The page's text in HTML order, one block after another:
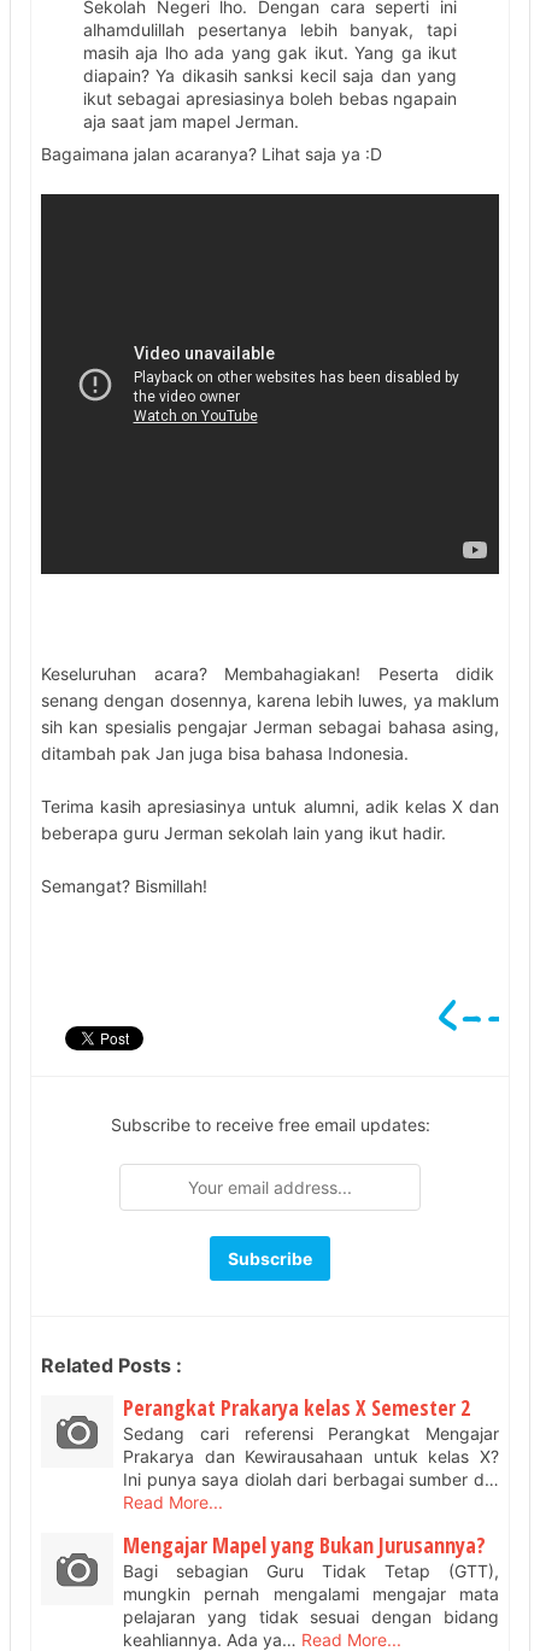
Sekolah Negeri lho. Dengan cara seperti ini
alhamdulillah pesertanya lebih banyak, tapi
masih aja lho ada yang gak ikut. Yang ga ikut
diapain? Ya dikasih sanksi kecil saja dan yang
ikut sebagai apresiasinya boleh bebas ngapain
aja saat jam mapel Jerman.
Bagaimana jalan acaranya? Lihat saja ya :D
Keseluruhan acara? Membahagiakan! Peserta didik
senang dengan dosennya, karena lebih luwes, ya maklum
sih kan spesialis pengajar Jerman sebagai bahasa asing,
ditambah pak Jan juga bisa bahasa Indonesia.
Terima kasih apresiasinya untuk alumni, adik kelas X dan
beberapa guru Jerman sekolah lain yang ikut hadir.
Semangat? Bismillah!
Subscribe to receive free email updates:
Related Posts :
Perangkat Prakarya kelas X Semester 2
Sedang cari referensi Perangkat Mengajar
Prakarya dan Kewirausahaan untuk kelas X?
Ini punya saya diolah dari berbagai sumber d…
Read More...
Mengajar Mapel yang Bukan Jurusannya?
Bagi sebagian Guru Tidak Tetap (GTT),
mungkin pernah mengalami mengajar mata
pelajaran yang tidak sesuai dengan bidang
keahliannya. Ada ya… Read More...